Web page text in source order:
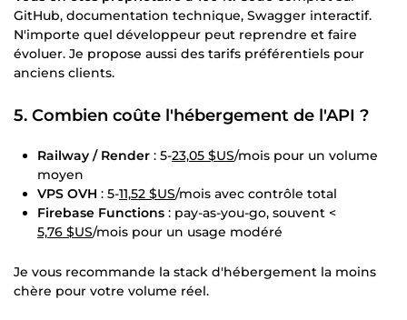
GitHub, documentation technique, Swagger interactif.
N'importe quel développeur peut reprendre et faire
évoluer. Je propose aussi des tarifs préférentiels pour
anciens clients.
5. Combien coûte l'hébergement de l'API ?
Railway / Render : 5-23,05 $US/mois pour un volume
moyen
VPS OVH : 5-11,52 $US/mois avec contrôle total
Firebase Functions : pay-as-you-go, souvent <
5,76 $US/mois pour un usage modéré
Je vous recommande la stack d'hébergement la moins
chère pour votre volume réel.